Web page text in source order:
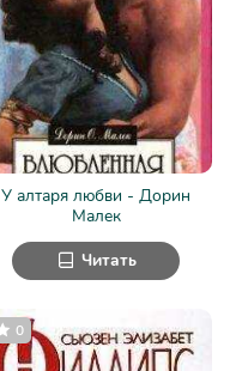
У алтаря любви - Дорин
Малек
Читать
0